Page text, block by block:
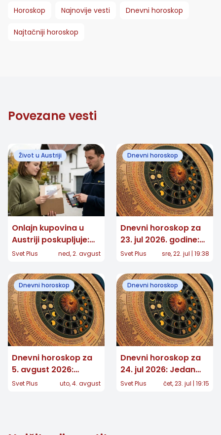
Horoskop Najnovije vesti Dnevni horoskop
Najtačniji horoskop
Povezane vesti
Život u Austriji
Onlajn kupovina u
Austriji poskupljuje:
Za pojedine pakete
Svet Plus ned, 2. avgust
Dnevni horoskop
Dnevni horoskop za
23. jul 2026. godine:
Očekuju vas važni
Svet Plus sre, 22. jul | 19:38
Dnevni horoskop
Dnevni horoskop za
5. avgust 2026:
Jednom znaku stiže
Svet Plus uto, 4. avgust
Dnevni horoskop
Dnevni horoskop za
24. jul 2026: Jedan
znak čeka važna
Svet Plus čet, 23. jul | 19:15